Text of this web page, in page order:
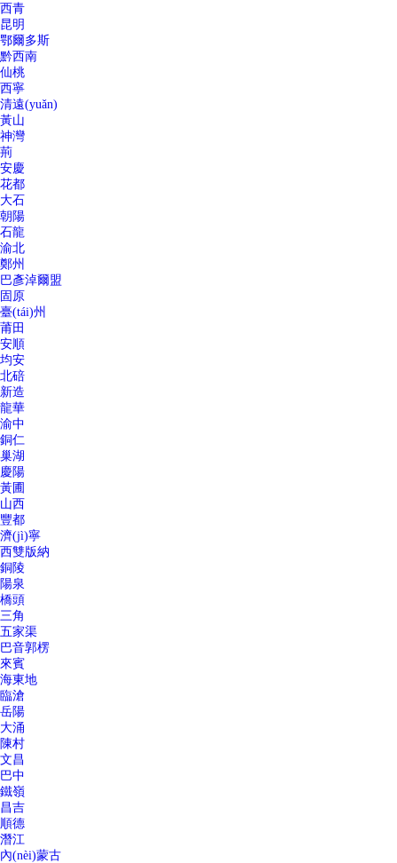
西青
昆明
鄂爾多斯
黔西南
仙桃
西寧
清遠(yuǎn)
黃山
神灣
荊
安慶
花都
大石
朝陽
石龍
渝北
鄭州
巴彥淖爾盟
固原
臺(tái)州
莆田
安順
均安
北碚
新造
龍華
渝中
銅仁
巢湖
慶陽
黃圃
山西
豐都
濟(jì)寧
西雙版納
銅陵
陽泉
橋頭
三角
五家渠
巴音郭楞
來賓
海東地
臨滄
岳陽
大涌
陳村
文昌
巴中
鐵嶺
昌吉
順德
潛江
內(nèi)蒙古